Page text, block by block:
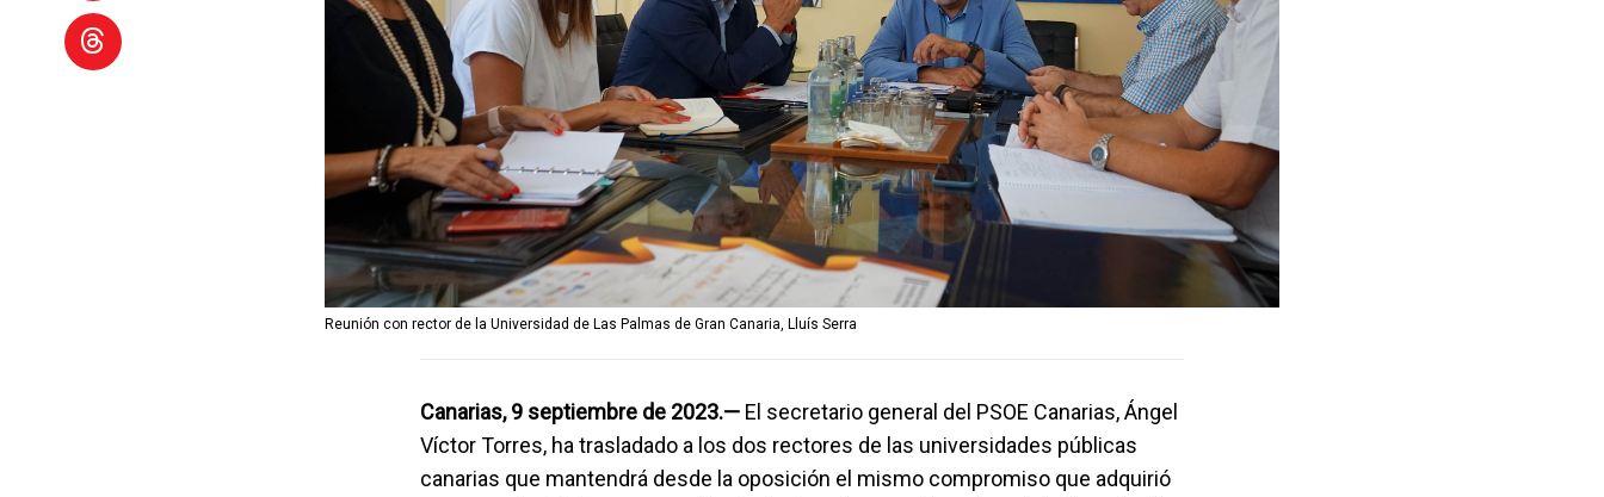
Reunión con rector de la Universidad de Las Palmas de Gran Canaria, Lluís Serra
Canarias, 9 septiembre de 2023.— El secretario general del PSOE Canarias, Ángel
Víctor Torres, ha trasladado a los dos rectores de las universidades públicas
canarias que mantendrá desde la oposición el mismo compromiso que adquirió